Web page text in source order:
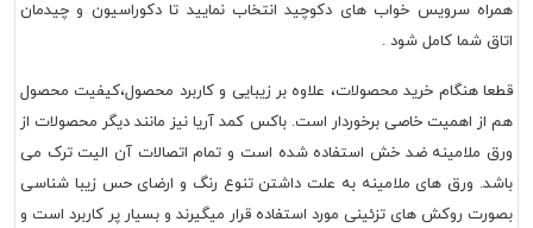
همراه سرویس خواب های دکوچید انتخاب نمایید تا دکوراسیون و چیدمان
اتاق شما کامل شود .
قطعا هنگام خرید محصولات، علاوه بر زیبایی و کاربرد محصول،کیفیت محصول
هم از اهمیت خاصی برخوردار است. باکس کمد آریا نیز مانند دیگر محصولات از
ورق ملامینه ضد خش استفاده شده است و تمام اتصالات آن الیت ترک می
باشد. ورق های ملامینه به علت داشتن تنوع رنگ و ارضای حس زیبا شناسی
بصورت روکش های تزئینی مورد استفاده قرار میگیرند و بسیار پر کاربرد است و